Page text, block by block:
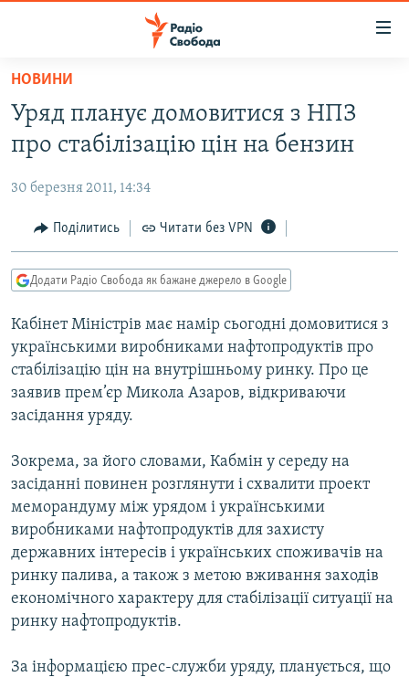
Перейти
основного
матеріалу
Перейти
до
навігації
Перейти
до
ВСЕ ЗА ДОБУ
СТАТТІ
ПОЛІТИКА
ЕКОНОМІКА
КУЛЬТУРА
СПОРТ
УКРАЇНА
СВІТ
ВІЙНА
РОСІЙСЬКА «ФІЛЬТРАЦІЯ»
КРИМ.РЕАЛІЇ
ТИ ЯК?
СХЕМИ
КИТАЙ.ВИКЛИКИ
МУЛЬТИМЕДІА
ФОТО
СПЕЦПРОЄКТИ
ПОДКАСТИ
КРИМ РЕАЛІЇ
РУС
УКР
КТАТ
НОВИНИ
Уряд планує домовитися з НПЗ
про стабілізацію цін на бензин
30 березня 2011, 14:34
Поділитись Читати без VPN
Додати Радіо Свобода як бажане джерело в Google
Кабінет Міністрів має намір сьогодні домовитися з
українськими виробниками нафтопродуктів про
стабілізацію цін на внутрішньому ринку. Про це
заявив прем’єр Микола Азаров, відкриваючи
засідання уряду.
Зокрема, за його словами, Кабмін у середу на
засіданні повинен розглянути і схвалити проект
меморандуму між урядом і українськими
виробниками нафтопродуктів для захисту
державних інтересів і українських споживачів на
ринку палива, а також з метою вживання заходів
економічного характеру для стабілізації ситуації на
ринку нафтопродуктів.
За інформацією прес-служби уряду, планується, що